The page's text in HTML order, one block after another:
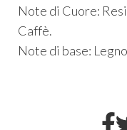
Note di Cuore:
Caffè.
Note di base: